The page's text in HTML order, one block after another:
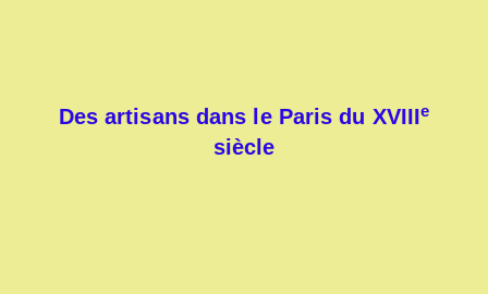
Des artisans dans le Paris du XVIIIe
siècle